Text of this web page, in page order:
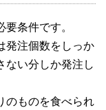
条件です。
発注個数をしっか
ない分しか発注し
のものを食べられ